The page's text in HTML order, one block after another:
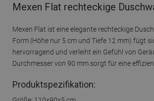
Mexen Flat rechteckige
Mexen Flat ist eine elegante rechteckige
Form (Höhe nur 5 cm und Tiefe 12 mm) fügt
hervorragend und verleiht ein Gefühl von
Durchmesser von 90 mm sorgt für eine
Produktspezifikation: